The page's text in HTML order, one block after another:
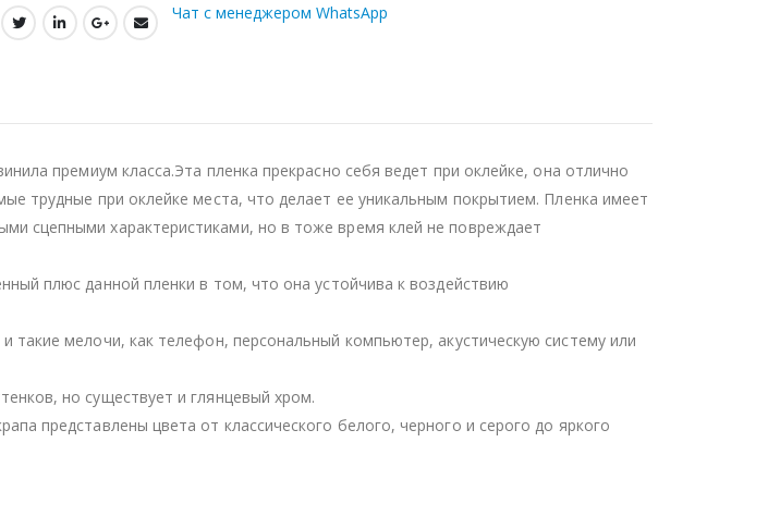
Чат с менеджером WhatsApp
премиум класса.Эта пленка прекрасно себя ведет при оклейке, она отлично
трудные при оклейке места, что делает ее уникальным покрытием. Пленка имеет
сцепными характеристиками, но в тоже время клей не повреждает
плюс данной пленки в том, что она устойчива к воздействию
мелочи, как телефон, персональный компьютер, акустическую систему или
но существует и глянцевый хром.
представлены цвета от классического белого, черного и серого до яркого